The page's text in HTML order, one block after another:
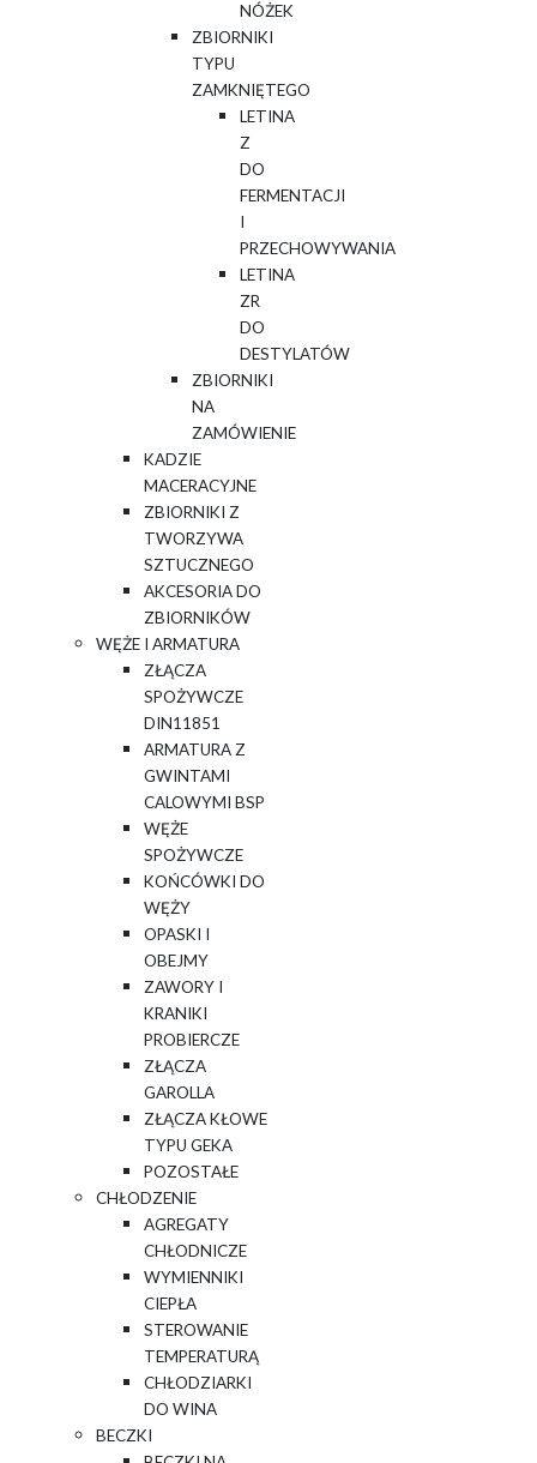
NÓŻEK
ZBIORNIKI
TYPU
ZAMKNIĘTEGO
LETINA
Z
DO
FERMENTACJI
I
PRZECHOWYWANIA
LETINA
ZR
DO
DESTYLATÓW
ZBIORNIKI
NA
ZAMÓWIENIE
KADZIE
MACERACYJNE
ZBIORNIKI Z
TWORZYWA
SZTUCZNEGO
AKCESORIA DO
ZBIORNIKÓW
WĘŻE I ARMATURA
ZŁĄCZA
SPOŻYWCZE
DIN11851
ARMATURA Z
GWINTAMI
CALOWYMI BSP
WĘŻE
SPOŻYWCZE
KOŃCÓWKI DO
WĘŻY
OPASKI I
OBEJMY
ZAWORY I
KRANIKI
PROBIERCZE
ZŁĄCZA
GAROLLA
ZŁĄCZA KŁOWE
TYPU GEKA
POZOSTAŁE
CHŁODZENIE
AGREGATY
CHŁODNICZE
WYMIENNIKI
CIEPŁA
STEROWANIE
TEMPERATURĄ
CHŁODZIARKI
DO WINA
BECZKI